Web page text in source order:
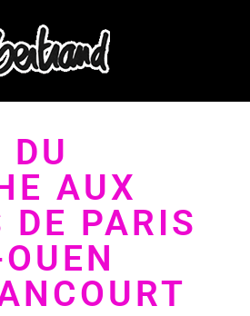
AUX
DE PARIS